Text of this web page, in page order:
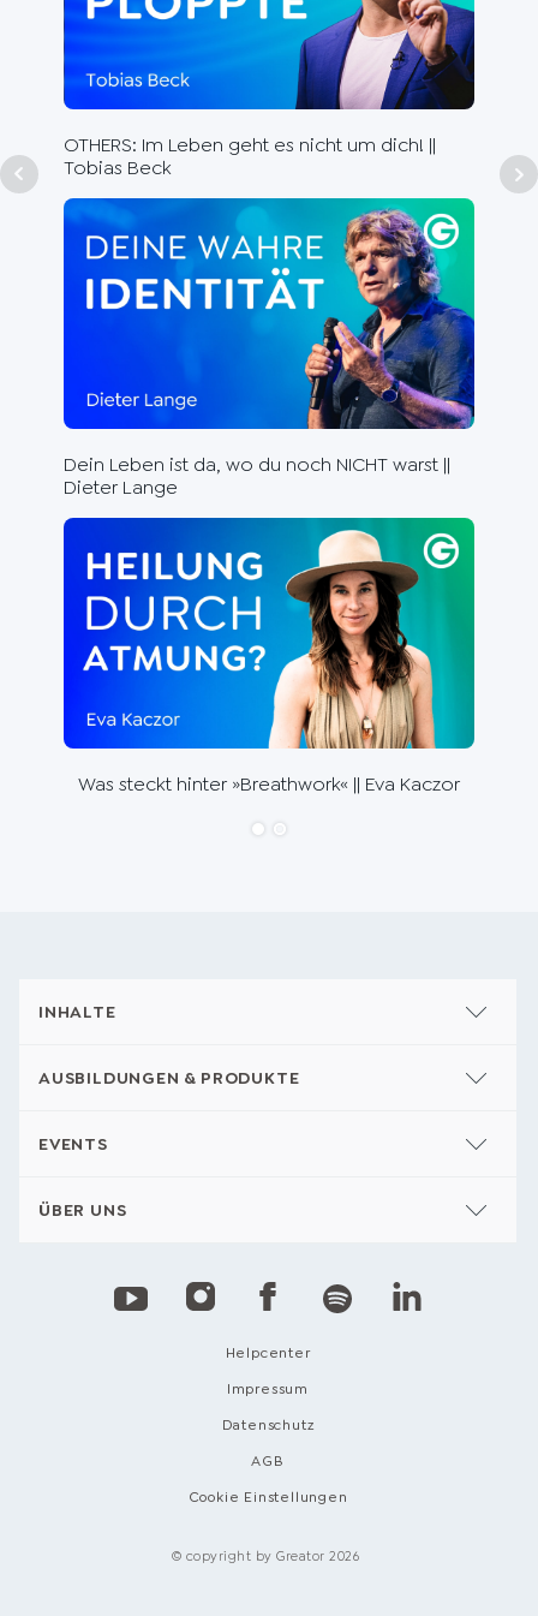
OTHERS: Im Leben geht es nicht um dich! ||
Tobias Beck
Dein Leben ist da, wo du noch NICHT warst ||
Dieter Lange
Was steckt hinter »Breathwork« || Eva Kaczor
INHALTE
AUSBILDUNGEN & PRODUKTE
EVENTS
ÜBER UNS
Helpcenter
Impressum
Datenschutz
AGB
Cookie Einstellungen
© copyright by Greator 2026